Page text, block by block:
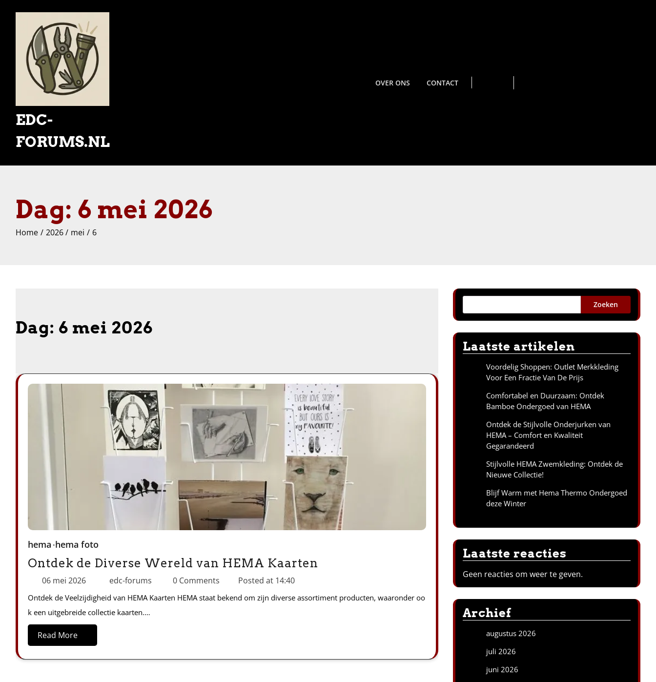
EDC-
FORUMS.NL
OVER ONS CONTACT
Dag: 6 mei 2026
Home 2026 mei 6
Dag: 6 mei 2026
hema hema foto
Ontdek de Diverse Wereld van HEMA Kaarten
06 mei 2026 edc-forums 0 Comments Posted at 14:40
Ontdek de Veelzijdigheid van HEMA Kaarten HEMA staat bekend om zijn diverse assortiment producten, waaronder oo
k een uitgebreide collectie kaarten.…
Read More
Zoeken
Laatste artikelen
Voordelig Shoppen: Outlet Merkkleding
Voor Een Fractie Van De Prijs
Comfortabel en Duurzaam: Ontdek
Bamboe Ondergoed van HEMA
Ontdek de Stijlvolle Onderjurken van
HEMA – Comfort en Kwaliteit
Gegarandeerd
Stijlvolle HEMA Zwemkleding: Ontdek de
Nieuwe Collectie!
Blijf Warm met Hema Thermo Ondergoed
deze Winter
Laatste reacties
Geen reacties om weer te geven.
Archief
augustus 2026
juli 2026
juni 2026